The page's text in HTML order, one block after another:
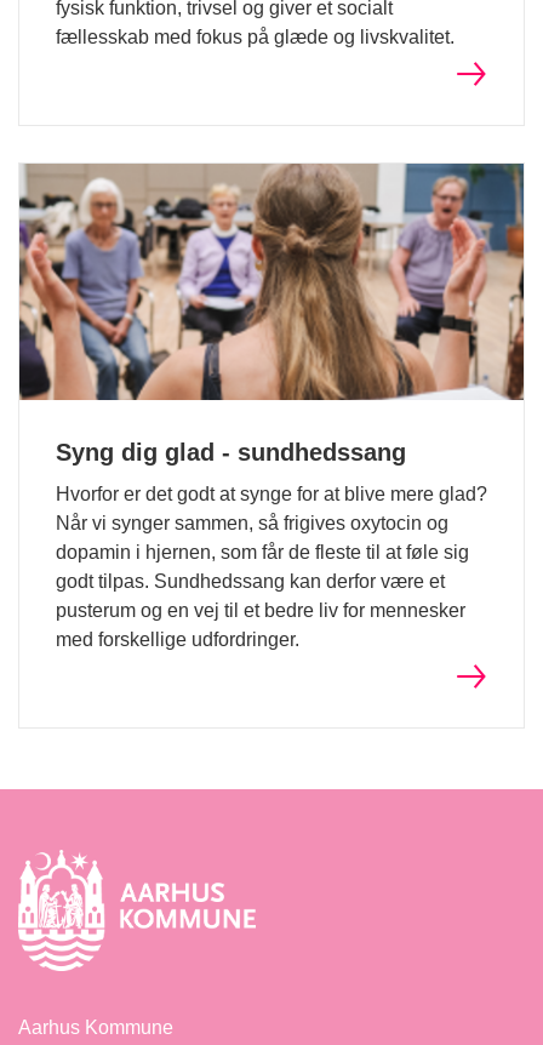
fysisk funktion, trivsel og giver et socialt
fællesskab med fokus på glæde og livskvalitet.
Syng dig glad - sundhedssang
Hvorfor er det godt at synge for at blive mere glad?
Når vi synger sammen, så frigives oxytocin og
dopamin i hjernen, som får de fleste til at føle sig
godt tilpas. Sundhedssang kan derfor være et
pusterum og en vej til et bedre liv for mennesker
med forskellige udfordringer.
Aarhus Kommune